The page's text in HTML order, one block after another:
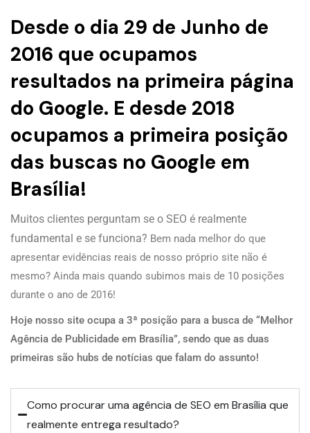
Desde o dia 29 de Junho de
2016 que ocupamos
resultados na primeira página
do Google. E desde 2018
ocupamos a primeira posição
das buscas no Google em
Brasília!
Muitos clientes perguntam se o SEO é realmente
fundamental e se funciona? Bem nada melhor do que
apresentar evidências reais de nosso próprio site não é
mesmo? Ainda mais quando subimos mais de 10 posições
durante o ano de 2016!
Hoje nosso site ocupa a 3ª posição para a busca de “Melhor
Agência de Publicidade em Brasília”, sendo que as duas
primeiras são hubs de notícias que falam do assunto!
Como procurar uma agência de SEO em Brasília que
realmente entrega resultado?